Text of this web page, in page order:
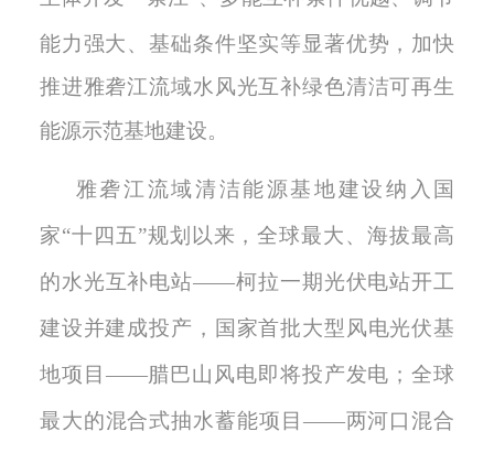
能力强大、基础条件坚实等显著优势 ， 加快
推进雅砻江流域水风光互补绿色清洁可再生
能源示范基地建设。
雅砻江流域清洁能源基地建设纳入国
家“十四五”规划以来，全球最大、海拔最高
的水光互补电站——柯拉一期光伏电站开工
建设并建成投产 ，
国家首批大型风电光伏基
地项目 ——腊巴山风电即将投产发电；全球
最大的混合式抽水蓄能项目 ——两河口混合